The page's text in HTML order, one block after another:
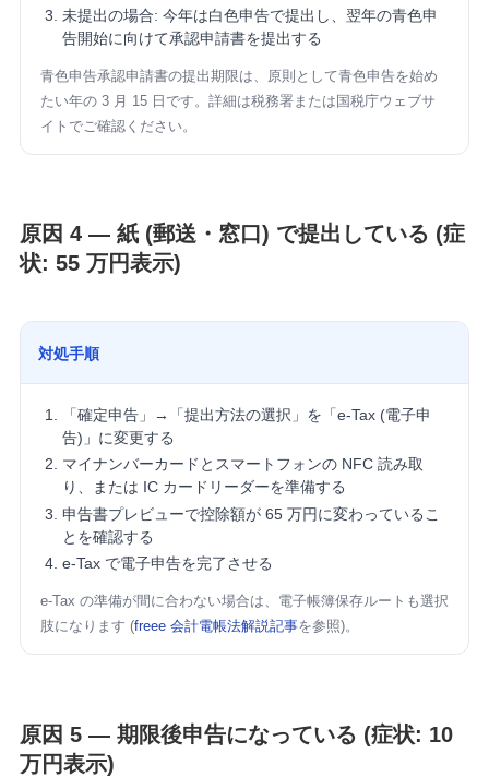
未提出の場合: 今年は白色申告で提出し、翌年の青色申
告開始に向けて承認申請書を提出する
青色申告承認申請書の提出期限は、原則として青色申告を始め
たい年の 3 月 15 日です。詳細は税務署または国税庁ウェブサ
イトでご確認ください。
原因 4 — 紙 (郵送・窓口) で提出している (症
状: 55 万円表示)
対処手順
「確定申告」→「提出方法の選択」を「e-Tax (電子申
告)」に変更する
マイナンバーカードとスマートフォンの NFC 読み取
り、または IC カードリーダーを準備する
申告書プレビューで控除額が 65 万円に変わっているこ
とを確認する
e-Tax で電子申告を完了させる
e-Tax の準備が間に合わない場合は、電子帳簿保存ルートも選択
肢になります (freee 会計電帳法解説記事を参照)。
原因 5 — 期限後申告になっている (症状: 10
万円表示)